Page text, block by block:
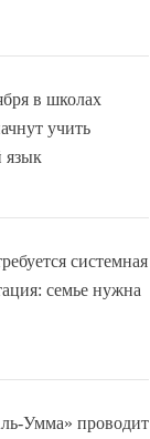
в школах
учить
язык
системная
семье нужна
Умма» проводит